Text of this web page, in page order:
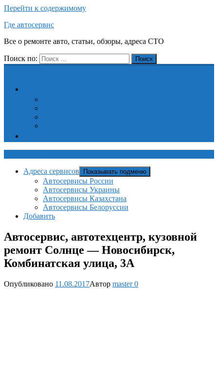
Перейти к содержимому
Где автосервис
Все о ремонте авто, статьи, обзоры, адреса СТО
Поиск по: Поиск
Адреса сервисов Показывать подменю
Автосервисы России
Автосервисы Украины
Автосервисы Казахстана
Автосервисы Белоруссии
Добавить
Автосервис, автотехцентр, кузовной
ремонт Солнце — Новосибирск,
Комбинатская улица, 3А
Опубликовано 11.08.2017Автор master0